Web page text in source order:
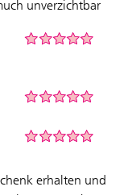
unverzichtbar
erhalten und